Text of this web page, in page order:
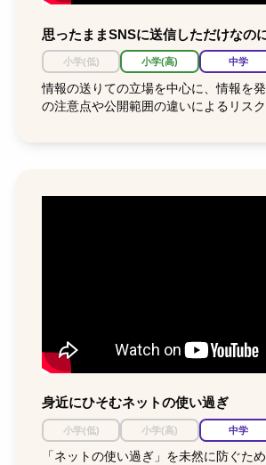
思ったままSNSに送信しただけなの
小学(低) 小学(高) 中学
情報の送りての立場を中心に、情報を
の注意点や公開範囲の違いによるリスク
身近にひそむネットの使い過ぎ
小学(低) 小学(高) 中学
「ネットの使い過ぎ」を未然に防ぐた